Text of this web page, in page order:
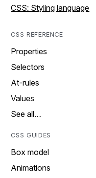
CSS: Styling language
CSS REFERENCE
Properties
Selectors
At-rules
Values
See all…
CSS GUIDES
Box model
Animations